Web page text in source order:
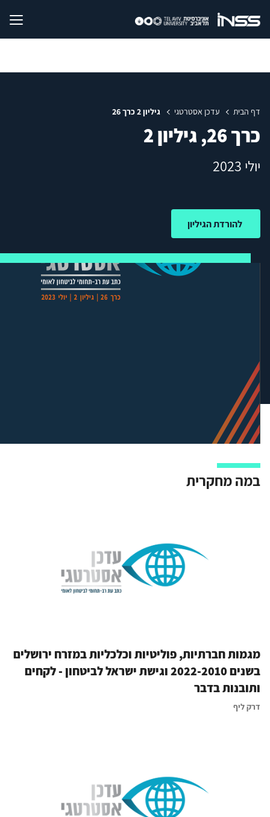
דף הבית עדכן אסטרטגי גיליון 2 כרך 26
כרך 26, גיליון 2
יולי 2023
להורדת הגיליון
במה מחקרית
מגמות חברתיות, פוליטיות וכלכליות במזרח ירושלים
בשנים 2022-2010 וגישת ישראל לביטחון - לקחים
ותובנות בדבר
דרק ליף